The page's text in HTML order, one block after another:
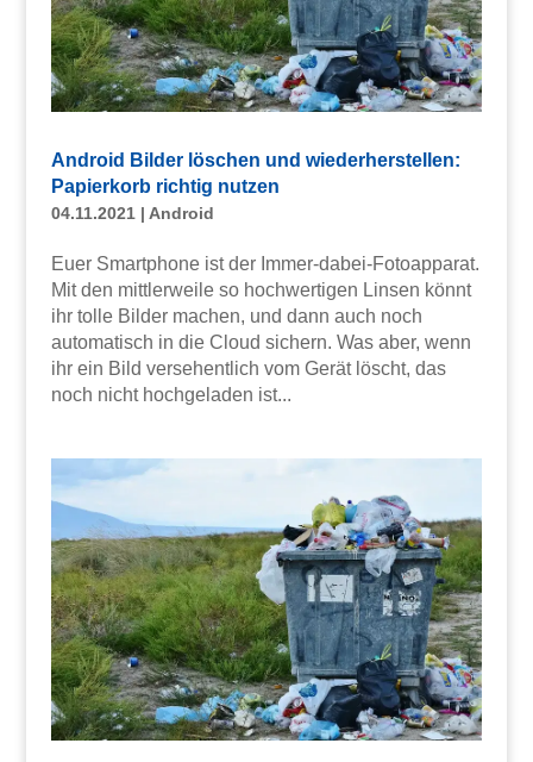
Android Bilder löschen und wiederherstellen:
Papierkorb richtig nutzen
04.11.2021| Android
Euer Smartphone ist der Immer-dabei-Fotoapparat.
Mit den mittlerweile so hochwertigen Linsen könnt
ihr tolle Bilder machen, und dann auch noch
automatisch in die Cloud sichern. Was aber, wenn
ihr ein Bild versehentlich vom Gerät löscht, das
noch nicht hochgeladen ist...